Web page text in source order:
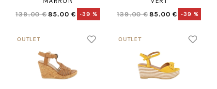
139.00 €85.00 € -39 %
139.00 €85.00 € -39 %